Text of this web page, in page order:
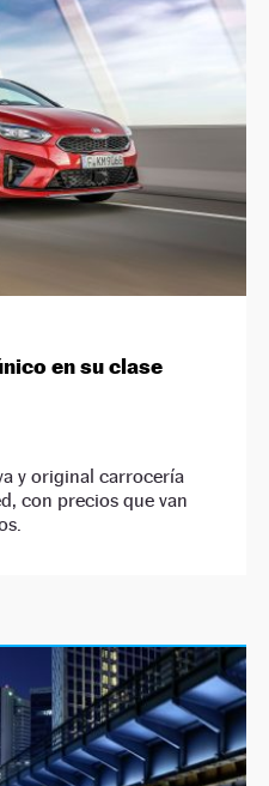
en su clase
y original carrocería
con precios que van